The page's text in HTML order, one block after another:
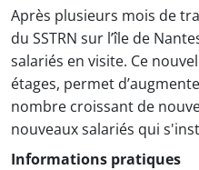
Après plusieurs mois de
du SSTRN sur l’île de
salariés en visite. Ce
étages, permet
nombre croissant de
nouveaux salariés qui
Informations pratiques